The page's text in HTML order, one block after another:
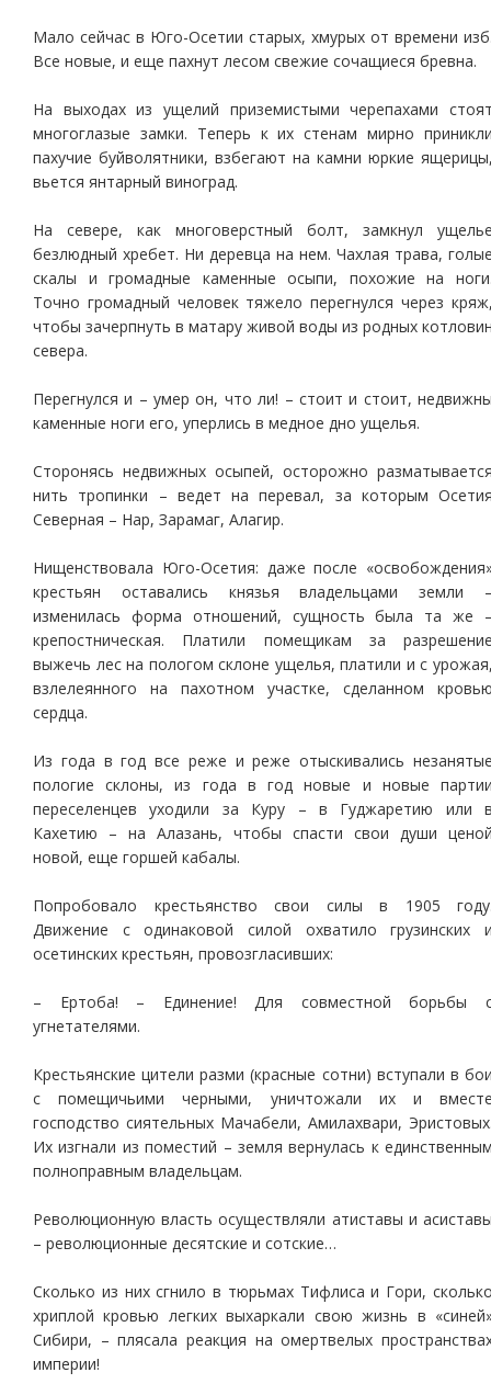
Мало сейчас в Юго-Осетии старых, хмурых от времени
Все новые, и еще пахнут лесом свежие сочащиеся бревна.
На выходах из ущелий приземистыми черепахами
многоглазые замки. Теперь к их стенам мирно
пахучие буйволятники, взбегают на камни юркие
вьется янтарный виноград.
На севере, как многоверстный болт, замкнул
безлюдный хребет. Ни деревца на нем. Чахлая трава,
скалы и громадные каменные осыпи, похожие на
Точно громадный человек тяжело перегнулся через
чтобы зачерпнуть в матару живой воды из родных
севера.
Перегнулся и – умер он, что ли! – стоит и стоит,
каменные ноги его, уперлись в медное дно ущелья.
Сторонясь недвижных осыпей, осторожно
нить тропинки – ведет на перевал, за которым
Северная – Нар, Зарамаг, Алагир.
Нищенствовала Юго-Осетия: даже после
крестьян оставались князья владельцами земли
изменилась форма отношений, сущность была та же
крепостническая. Платили помещикам за
выжечь лес на пологом склоне ущелья, платили и с
взлелеянного на пахотном участке, сделанном
сердца.
Из года в год все реже и реже отыскивались
пологие склоны, из года в год новые и новые
переселенцев уходили за Куру – в Гуджаретию или
Кахетию – на Алазань, чтобы спасти свои души
новой, еще горшей кабалы.
Попробовало крестьянство свои силы в 1905
Движение с одинаковой силой охватило грузинских
осетинских крестьян, провозгласивших:
– Ертоба! – Единение! Для совместной борьбы
угнетателями.
Крестьянские цители разми (красные сотни) вступали в
с помещичьими черными, уничтожали их и
господство сиятельных Мачабели, Амилахвари,
Их изгнали из поместий – земля вернулась к
полноправным владельцам.
Революционную власть осуществляли атиставы и
– революционные десятские и сотские…
Сколько из них сгнило в тюрьмах Тифлиса и Гори,
хриплой кровью легких выхаркали свою жизнь в
Сибири, – плясала реакция на омертвелых
империи!